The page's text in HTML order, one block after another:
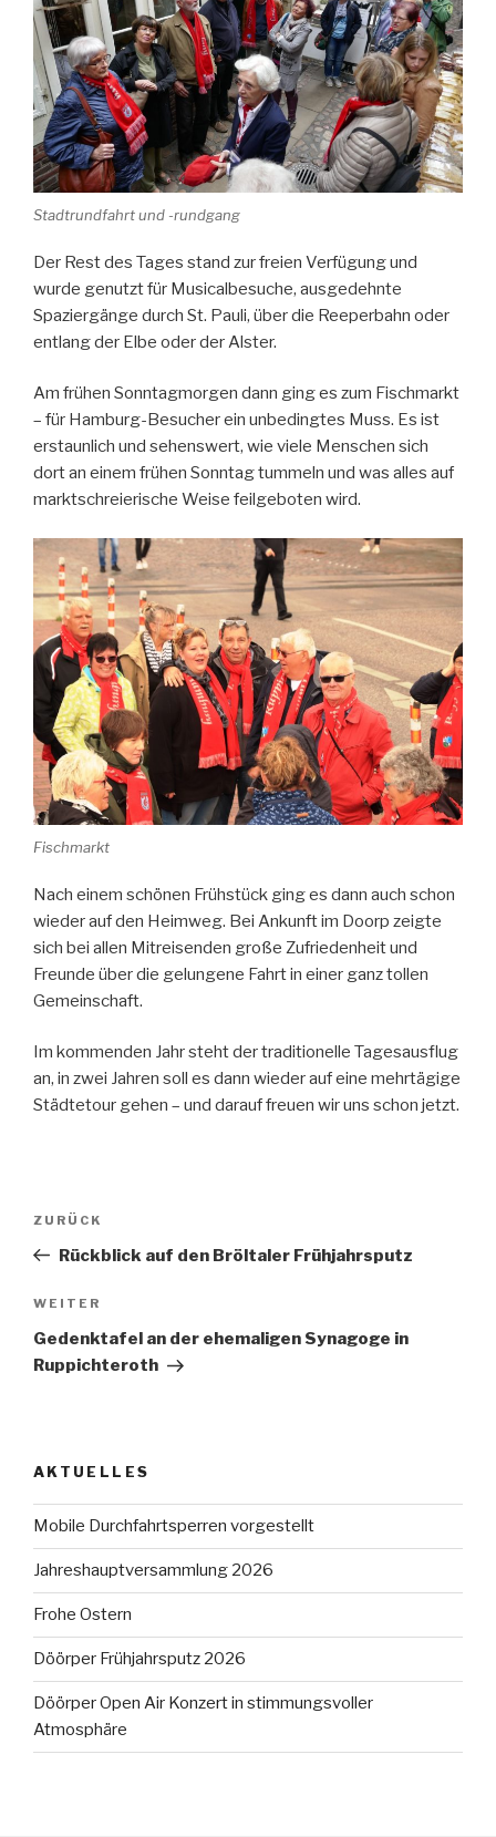
Stadtrundfahrt und -rundgang
Der Rest des Tages stand zur freien Verfügung und
wurde genutzt für Musicalbesuche, ausgedehnte
Spaziergänge durch St. Pauli, über die Reeperbahn oder
entlang der Elbe oder der Alster.
Am frühen Sonntagmorgen dann ging es zum Fischmarkt
– für Hamburg-Besucher ein unbedingtes Muss. Es ist
erstaunlich und sehenswert, wie viele Menschen sich
dort an einem frühen Sonntag tummeln und was alles auf
marktschreierische Weise feilgeboten wird.
Fischmarkt
Nach einem schönen Frühstück ging es dann auch schon
wieder auf den Heimweg. Bei Ankunft im Doorp zeigte
sich bei allen Mitreisenden große Zufriedenheit und
Freunde über die gelungene Fahrt in einer ganz tollen
Gemeinschaft.
Im kommenden Jahr steht der traditionelle Tagesausflug
an, in zwei Jahren soll es dann wieder auf eine mehrtägige
Städtetour gehen – und darauf freuen wir uns schon jetzt.
Beitragsnavigation
Vorheriger
Beitrag
ZURÜCK
Rückblick auf den Bröltaler Frühjahrsputz
Nächster
Beitrag
WEITER
Gedenktafel an der ehemaligen Synagoge in
Ruppichteroth
AKTUELLES
Mobile Durchfahrtsperren vorgestellt
Jahreshauptversammlung 2026
Frohe Ostern
Döörper Frühjahrsputz 2026
Döörper Open Air Konzert in stimmungsvoller
Atmosphäre